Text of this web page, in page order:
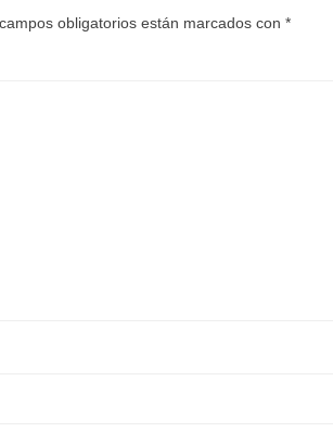
obligatorios están marcados con *